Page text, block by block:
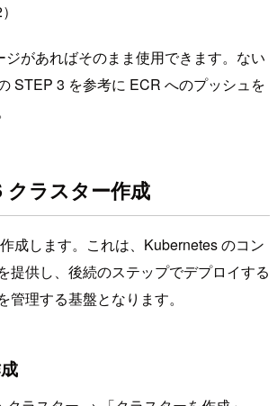
ジがあればそのまま使用できます。ない
STEP 3 を参考に ECR へのプッシュを
クラスター作成
成します。これは、Kubernetes のコン
提供し、後続のステップでデプロイする
管理する基盤となります。